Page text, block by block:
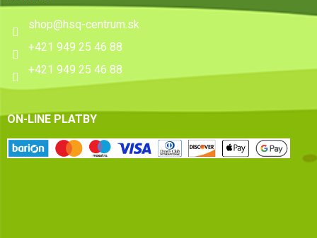
shop@hsq-centrum.sk
+421 949 25 46 88
+421 949 25 46 88
ON-LINE PLATBY